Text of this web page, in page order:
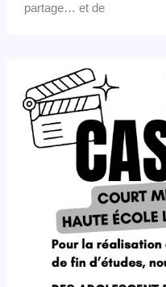
partage… et de